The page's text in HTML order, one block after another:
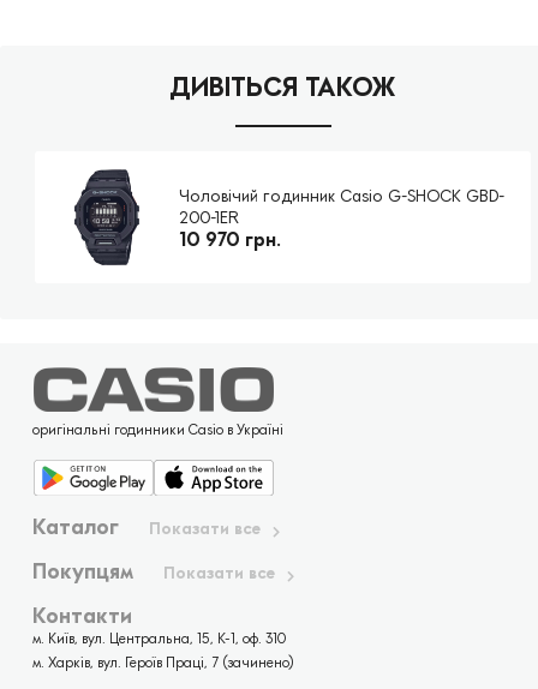
ДИВІТЬСЯ ТАКОЖ
Чоловічий годинник Casio G-SHOCK GBD-
200-1ER
10 970 грн.
оригінальні годинники Casio в Україні
Каталог Показати все
Покупцям Показати все
Контакти
м. Київ, вул. Центральна, 15, К-1, оф. 310
м. Харків, вул. Героїв Праці, 7 (зачинено)